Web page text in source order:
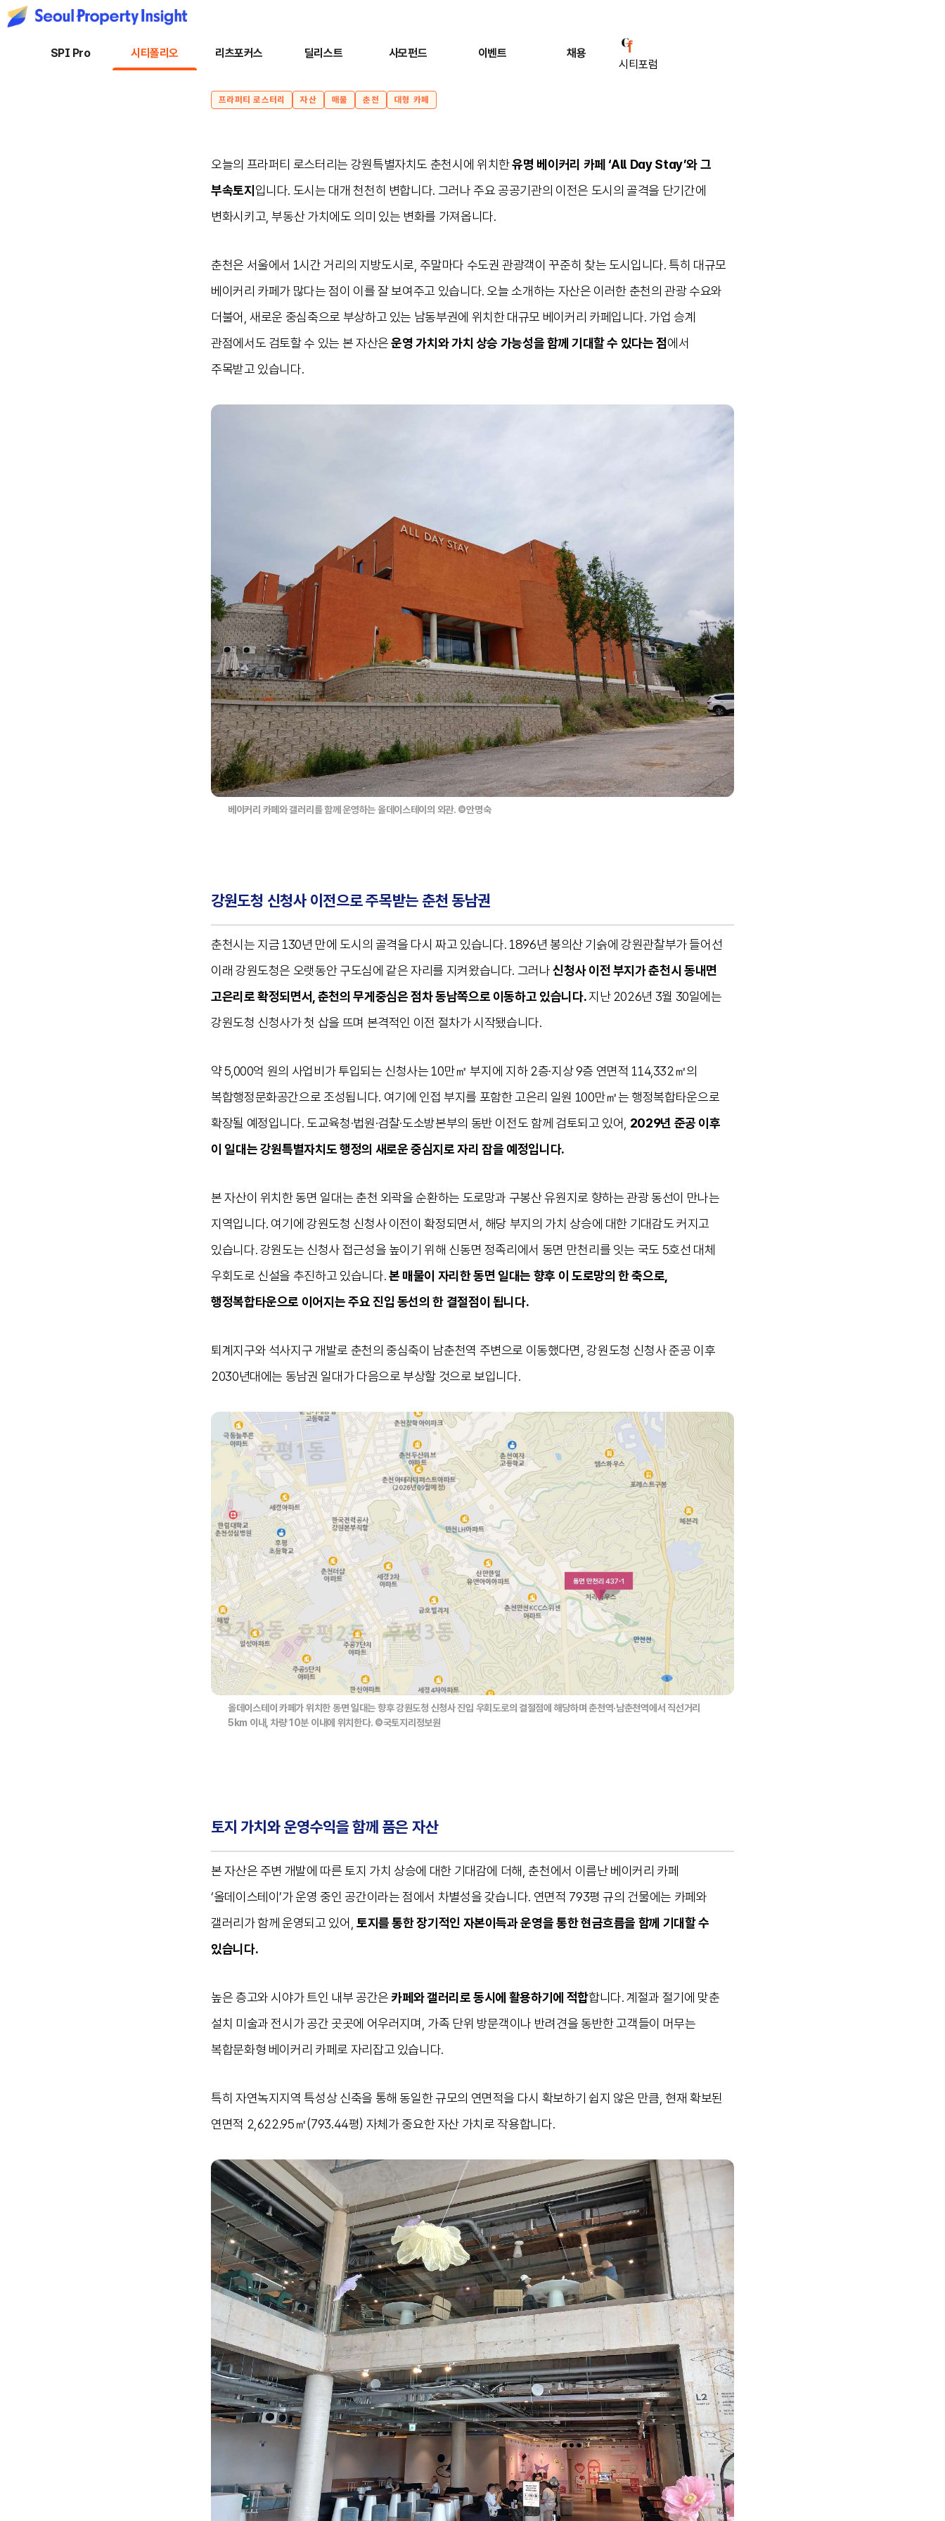
SPI Pro 시티폴리오 리츠포커스 딜리스트 사모펀드 이벤트
채용
시티포럼
프라퍼티 로스터리 자산 매물 춘천 대형 카페
오늘의 프라퍼티 로스터리는 강원특별자치도 춘천시에 위치한유명 베이커리 카페 ‘All Day Stay’와 그
부속토지입니다. 도시는 대개 천천히 변합니다. 그러나 주요 공공기관의 이전은 도시의 골격을 단기간에
변화시키고, 부동산 가치에도 의미 있는 변화를 가져옵니다.
춘천은 서울에서 1시간 거리의 지방도시로, 주말마다 수도권 관광객이 꾸준히 찾는 도시입니다. 특히 대규모
베이커리 카페가 많다는 점이 이를 잘 보여주고 있습니다. 오늘 소개하는 자산은 이러한 춘천의 관광 수요와
더불어, 새로운 중심축으로 부상하고 있는 남동부권에 위치한 대규모 베이커리 카페입니다. 가업 승계
관점에서도 검토할 수 있는 본 자산은운영 가치와 가치 상승 가능성을 함께 기대할 수 있다는 점에서
주목받고 있습니다.
베이커리 카페와 갤러리를 함께 운영하는 올데이스테이의 외관. ©안명숙
강원도청 신청사 이전으로 주목받는 춘천 동남권
춘천시는 지금 130년 만에 도시의 골격을 다시 짜고 있습니다. 1896년 봉의산 기슭에 강원관찰부가 들어선
이래 강원도청은 오랫동안 구도심에 같은 자리를 지켜왔습니다. 그러나신청사 이전 부지가 춘천시 동내면
고은리로 확정되면서, 춘천의 무게중심은 점차 동남쪽으로 이동하고 있습니다.지난 2026년 3월 30일에는
강원도청 신청사가 첫 삽을 뜨며 본격적인 이전 절차가 시작됐습니다.
약 5,000억 원의 사업비가 투입되는 신청사는 10만㎡ 부지에 지하 2층·지상 9층 연면적 114,332㎡의
복합행정문화공간으로 조성됩니다. 여기에 인접 부지를 포함한 고은리 일원 100만㎡는 행정복합타운으로
확장될 예정입니다. 도교육청·법원·검찰·도소방본부의 동반 이전도 함께 검토되고 있어, 2029년 준공 이후
이 일대는 강원특별자치도 행정의 새로운 중심지로 자리 잡을 예정입니다.
본 자산이 위치한 동면 일대는 춘천 외곽을 순환하는 도로망과 구봉산 유원지로 향하는 관광 동선이 만나는
지역입니다. 여기에 강원도청 신청사 이전이 확정되면서, 해당 부지의 가치 상승에 대한 기대감도 커지고
있습니다. 강원도는 신청사 접근성을 높이기 위해 신동면 정족리에서 동면 만천리를 잇는 국도 5호선 대체
우회도로 신설을 추진하고 있습니다.본 매물이 자리한 동면 일대는 향후 이 도로망의 한 축으로,
행정복합타운으로 이어지는 주요 진입 동선의 한 결절점이 됩니다.
퇴계지구와 석사지구 개발로 춘천의 중심축이 남춘천역 주변으로 이동했다면, 강원도청 신청사 준공 이후
2030년대에는 동남권 일대가 다음으로 부상할 것으로 보입니다.
올데이스테이 카페가 위치한 동면 일대는 향후 강원도청 신청사 진입 우회도로의 결절점에 해당하며 춘천역·남춘천역에서 직선거리
5km 이내, 차량 10분 이내에 위치한다. ©국토지리정보원
토지 가치와 운영수익을 함께 품은 자산
본 자산은 주변 개발에 따른 토지 가치 상승에 대한 기대감에 더해, 춘천에서 이름난 베이커리 카페
‘올데이스테이’가 운영 중인 공간이라는 점에서 차별성을 갖습니다. 연면적 793평 규의 건물에는 카페와
갤러리가 함께 운영되고 있어, 토지를 통한 장기적인 자본이득과 운영을 통한 현금흐름을 함께 기대할 수
있습니다.
높은 층고와 시야가 트인 내부 공간은 카페와 갤러리로 동시에 활용하기에 적합합니다. 계절과 절기에 맞춘
설치 미술과 전시가 공간 곳곳에 어우러지며, 가족 단위 방문객이나 반려견을 동반한 고객들이 머무는
복합문화형 베이커리 카페로 자리잡고 있습니다.
특히 자연녹지지역 특성상 신축을 통해 동일한 규모의 연면적을 다시 확보하기 쉽지 않은 만큼, 현재 확보된
연면적 2,622.95㎡(793.44평) 자체가 중요한 자산 가치로 작용합니다.